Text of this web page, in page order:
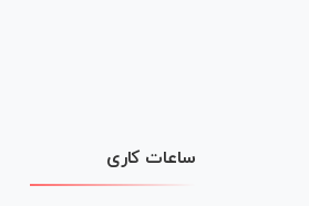
ساعات کاری